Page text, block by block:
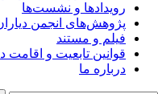
رویدادها و نشست‌ها
پژوهش‌های انجمن
فیلم و مستند
قوانین تابعیت و اقامت
درباره ما